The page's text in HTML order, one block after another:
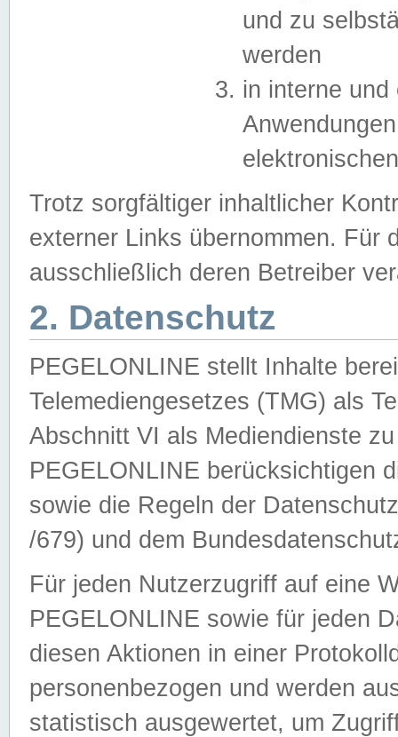
und zu
werden
in interne
Trotz sorgfältiger inhaltlicher
externer Links übernommen. Für
ausschließlich deren Betreiber
2. Datenschutz
PEGELONLINE stellt Inhalte
Telemediengesetzes (TMG) als
Abschnitt VI als Mediendienste
PEGELONLINE berücksichtigen
sowie die Regeln der
/679) und dem
Für jeden Nutzerzugriff auf eine
PEGELONLINE sowie für jeden
diesen Aktionen in einer
personenbezogen und werden
statistisch ausgewertet, um